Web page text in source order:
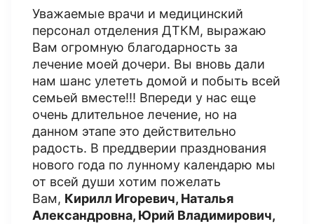
Уважаемые врачи и медицинский
персонал отделения ДТКМ, выражаю
Вам огромную благодарность за
лечение моей дочери. Вы вновь дали
нам шанс улететь домой и побыть всей
семьей вместе!!! Впереди у нас еще
очень длительное лечение, но на
данном этапе это действительно
радость. В преддверии празднования
нового года по лунному календарю мы
от всей души хотим пожелать
Вам, Кирилл Игоревич, Наталья
Александровна, Юрий Владимирович,